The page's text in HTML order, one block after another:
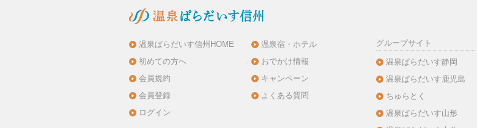
温泉ぱらだいす信州HOME
初めての方へ
会員規約
会員登録
ログイン
温泉宿・ホテル
おでかけ情報
キャンペーン
よくある質問
グループサイト
温泉ぱらだいす静岡
温泉ぱらだいす鹿児島
ちゅらとく
温泉ぱらだいす山形